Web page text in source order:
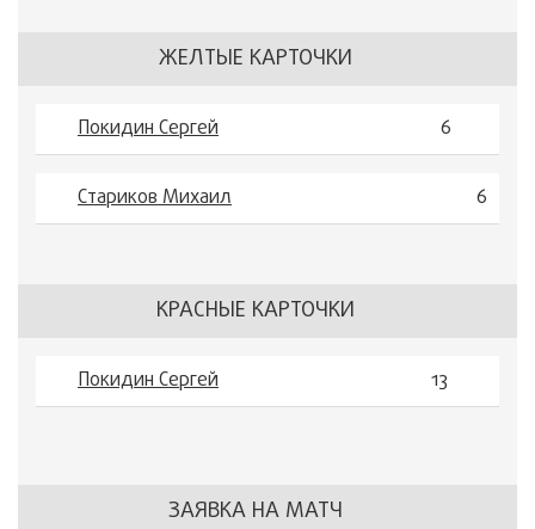
ЖЕЛТЫЕ КАРТОЧКИ
Покидин Сергей 6
Стариков Михаил 6
КРАСНЫЕ КАРТОЧКИ
Покидин Сергей 13
ЗАЯВКА НА МАТЧ